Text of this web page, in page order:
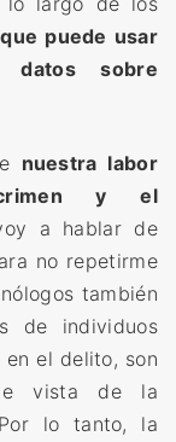
puede usar
datos sobre
nuestra labor
y el
a hablar de
no repetirme
también
de individuos
el delito, son
vista de la
lo tanto, la